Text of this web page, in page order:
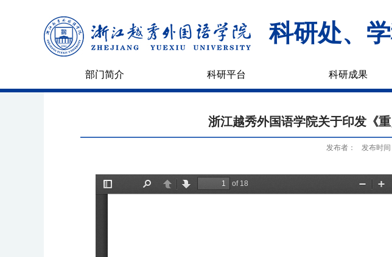
科研处、
部门简介 科研平台 科研成果
浙江越秀外国语学院关于印发《
发布者： 发布时间